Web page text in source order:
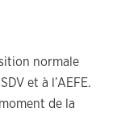
normale
et à l’AEFE.
de la